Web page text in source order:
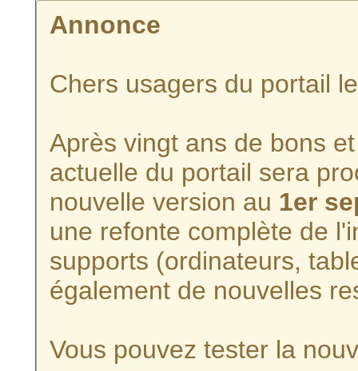
Annonce
Chers usagers du portail
Après vingt ans de bons
actuelle du portail sera
nouvelle version au 1er
une refonte complète de
supports (ordinateurs,
également de nouvelles
Vous pouvez tester la